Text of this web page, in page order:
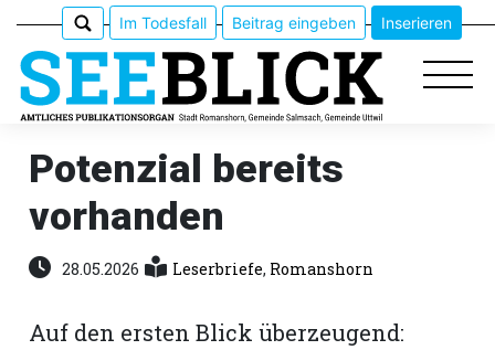
Epaper
Veranstaltungen
Erlebnisführer
Im Todesfall Beitrag eingeben Inserieren
Potenzial bereits
vorhanden
28.05.2026 Leserbriefe, Romanshorn
Auf den ersten Blick überzeugend: